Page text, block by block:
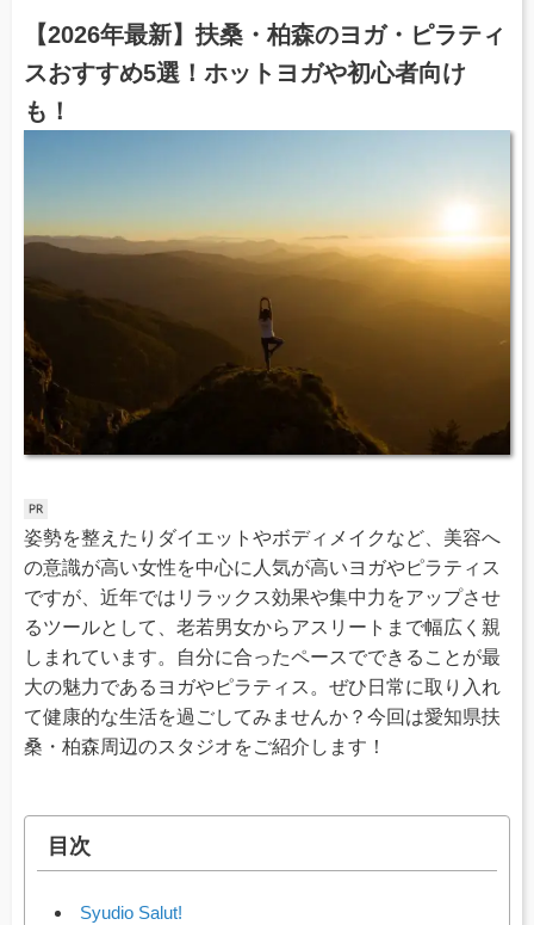
【2026年最新】扶桑・柏森のヨガ・ピラティ
スおすすめ5選！ホットヨガや初心者向け
も！
姿勢を整えたりダイエットやボディメイクなど、美容へ
の意識が高い女性を中心に人気が高いヨガやピラティス
ですが、近年ではリラックス効果や集中力をアップさせ
るツールとして、老若男女からアスリートまで幅広く親
しまれています。自分に合ったペースでできることが最
大の魅力であるヨガやピラティス。ぜひ日常に取り入れ
て健康的な生活を過ごしてみませんか？今回は愛知県扶
桑・柏森周辺のスタジオをご紹介します！
目次
Syudio Salut!